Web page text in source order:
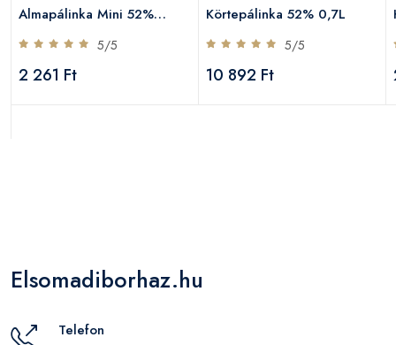
Almapálinka Mini 52%
0,05L
5/5
2 261 Ft
Körtepálinka 52% 0,7L
5/5
10 892 Ft
Elsomadiborhaz.hu
Telefon